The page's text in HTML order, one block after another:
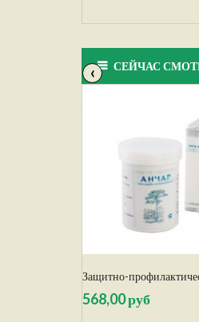
СЕЙЧАС
‹
Защитно-
568,00 руб